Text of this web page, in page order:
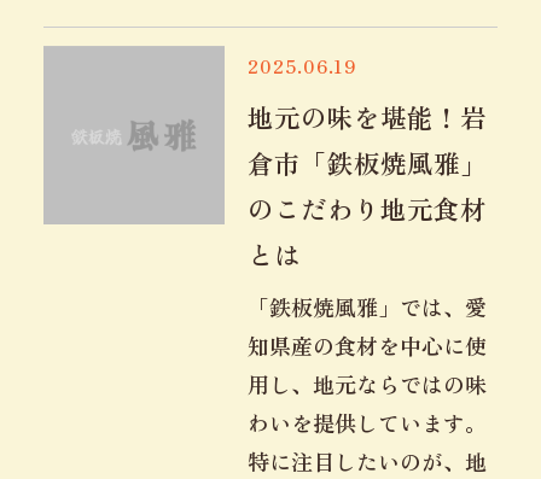
2025.06.19
地元の味を堪能！岩
倉市「鉄板焼風雅」
のこだわり地元食材
とは
「鉄板焼風雅」では、愛
知県産の食材を中心に使
用し、地元ならではの味
わいを提供しています。
特に注目したいのが、地